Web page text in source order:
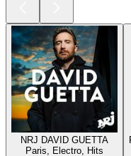
NRJ DAVID GUETTA
Paris, Electro, Hits